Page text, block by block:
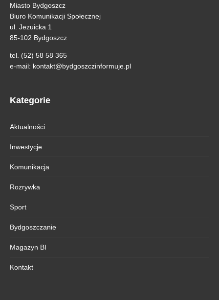
Miasto Bydgoszcz
Biuro Komunikacji Społecznej
ul. Jezuicka 1
85-102 Bydgoszcz
tel. (52) 58 58 365
e-mail: kontakt@bydgoszczinformuje.pl
Kategorie
Aktualności
Inwestycje
Komunikacja
Rozrywka
Sport
Bydgoszczanie
Magazyn BI
Kontakt